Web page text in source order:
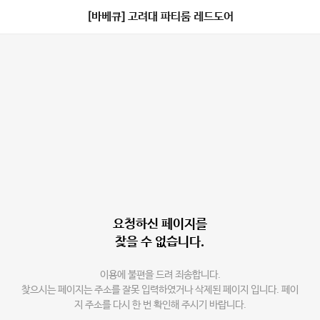
[바베큐] 고려대 파티룸 레드도어
요청하신 페이지를
찾을 수 없습니다.
이용에 불편을 드려 죄송합니다.
찾으시는 페이지는 주소를 잘못 입력하였거나 삭제된 페이지 입니다. 페이
지 주소를 다시 한 번 확인해 주시기 바랍니다.